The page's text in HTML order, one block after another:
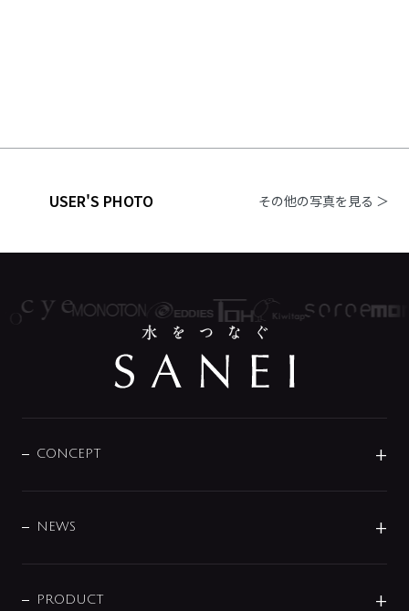
USER'S PHOTO その他の写真を見る ＞
CONCEPT
DESIGN
NEWS
商品に関して
PRODUCT